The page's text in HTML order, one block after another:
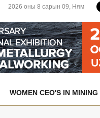
2026 оны 8 сарын 09, Ням
WOMEN CEO'S IN MINING